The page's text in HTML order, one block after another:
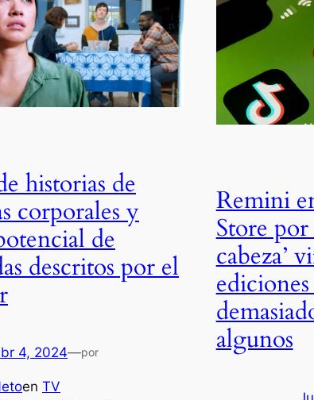
historias de
corporales y
de
descritos por el
4, 2024—por
en TV
Remini
Store por
cabeza’
algunos